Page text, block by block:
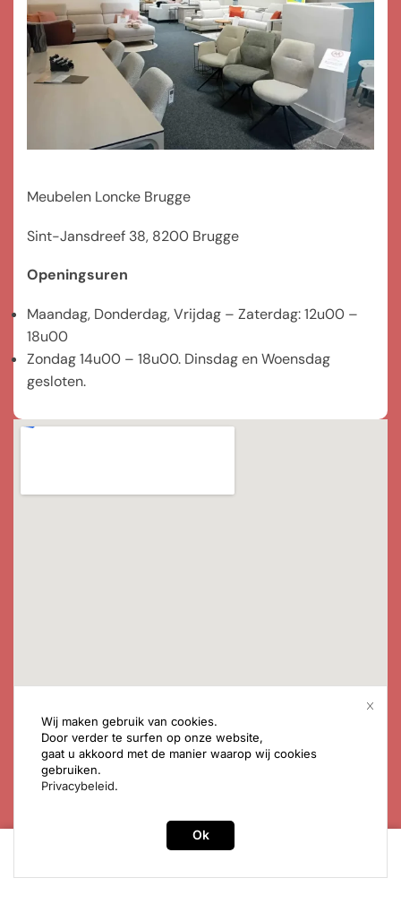
Wij maken gebruik van cookies.
Door verder te surfen op onze website,
gaat u akkoord met de manier waarop wij cookies
gebruiken.
Privacybeleid.
Ok
Meubelen Loncke Brugge
Sint-Jansdreef 38, 8200 Brugge
Openingsuren
Maandag, Donderdag, Vrijdag – Zaterdag: 12u00 –
18u00
Zondag 14u00 – 18u00. Dinsdag en Woensdag
gesloten.
Schrijf in voor onze nieuwsbrief
Ontvangupdates over collecties en promoacties